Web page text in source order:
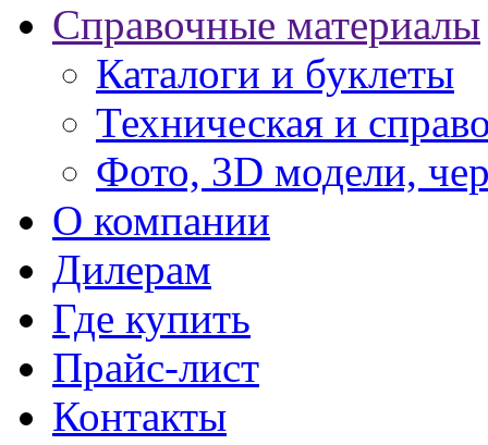
Справочные материалы
Каталоги и буклеты
Техническая и
Фото, 3D модели,
О компании
Дилерам
Где купить
Прайс-лист
Контакты